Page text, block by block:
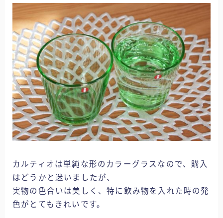
カルティオは単純な形のカラーグラスなので、購入
はどうかと迷いましたが、
実物の色合いは美しく、特に飲み物を入れた時の発
色がとてもきれいです。